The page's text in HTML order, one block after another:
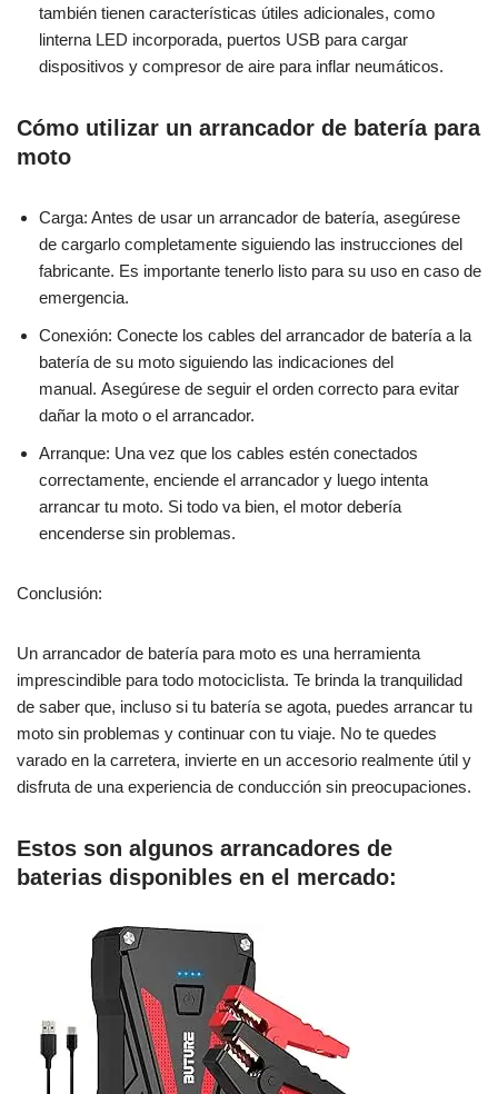
también tienen características útiles adicionales, como
linterna LED incorporada, puertos USB para cargar
dispositivos y compresor de aire para inflar neumáticos.
Cómo utilizar un arrancador de batería para
moto
Carga: Antes de usar un arrancador de batería, asegúrese
de cargarlo completamente siguiendo las instrucciones del
fabricante. Es importante tenerlo listo para su uso en caso de
emergencia.
Conexión: Conecte los cables del arrancador de batería a la
batería de su moto siguiendo las indicaciones del
manual. Asegúrese de seguir el orden correcto para evitar
dañar la moto o el arrancador.
Arranque: Una vez que los cables estén conectados
correctamente, enciende el arrancador y luego intenta
arrancar tu moto. Si todo va bien, el motor debería
encenderse sin problemas.
Conclusión:
Un arrancador de batería para moto es una herramienta
imprescindible para todo motociclista. Te brinda la tranquilidad
de saber que, incluso si tu batería se agota, puedes arrancar tu
moto sin problemas y continuar con tu viaje. No te quedes
varado en la carretera, invierte en un accesorio realmente útil y
disfruta de una experiencia de conducción sin preocupaciones.
Estos son algunos arrancadores de
baterias disponibles en el mercado: